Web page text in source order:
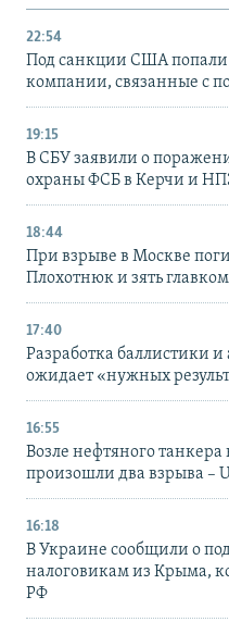
22:54
Под санкции США попали
компании, связанные с
19:15
В СБУ заявили о
охраны ФСБ в Керчи и
18:44
При взрыве в Москве
Плохотнюк и зять
17:40
Разработка баллистики
ожидает «нужных
16:55
Возле нефтяного
произошли два взрыва –
16:18
В Украине сообщили о
налоговикам из Крыма,
РФ